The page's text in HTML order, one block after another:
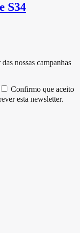
S34
nossas campanhas
Confirmo que aceito
esta newsletter.